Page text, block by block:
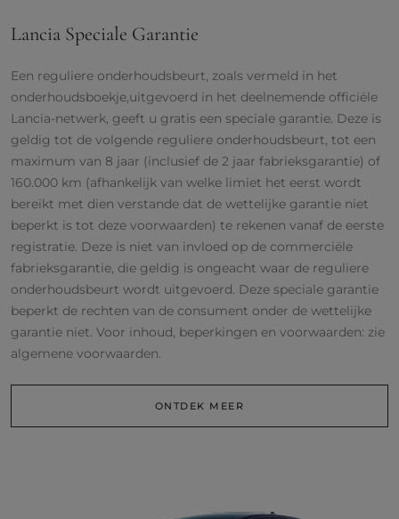
Lancia Speciale Garantie
Een reguliere onderhoudsbeurt, zoals vermeld in het
onderhoudsboekje,uitgevoerd in het deelnemende officiële
Lancia-netwerk, geeft u gratis een speciale garantie. Deze is
geldig tot de volgende reguliere onderhoudsbeurt, tot een
maximum van 8 jaar (inclusief de 2 jaar fabrieksgarantie) of
160.000 km (afhankelijk van welke limiet het eerst wordt
bereikt met dien verstande dat de wettelijke garantie niet
beperkt is tot deze voorwaarden) te rekenen vanaf de eerste
registratie. Deze is niet van invloed op de commerciële
fabrieksgarantie, die geldig is ongeacht waar de reguliere
onderhoudsbeurt wordt uitgevoerd. Deze speciale garantie
beperkt de rechten van de consument onder de wettelijke
garantie niet. Voor inhoud, beperkingen en voorwaarden: zie
algemene voorwaarden.
ONTDEK MEER